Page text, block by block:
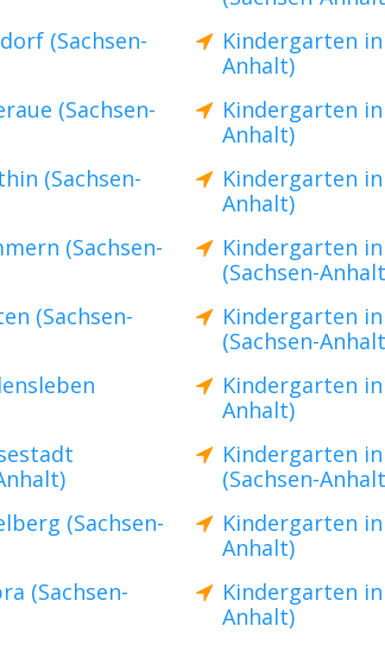
(Sachsen-
Kindergarten in
Anhalt)
(Sachsen-
Kindergarten in
Anhalt)
(Sachsen-
Kindergarten
Anhalt)
(Sachsen-
Kindergarten
(Sachsen-
(Sachsen-
Kindergarten
(Sachsen-
Kindergarten in
Anhalt)
Kindergarten
(Sachsen-
(Sachsen-
Kindergarten
Anhalt)
(Sachsen-
Kindergarten
Anhalt)